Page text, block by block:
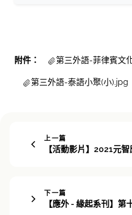
附件： 第三外語-菲律賓文
第三外語-泰語小聚(小).jpg
上一篇
【活動影片】2021元
下一篇
【應外 - 緣起系刊】第